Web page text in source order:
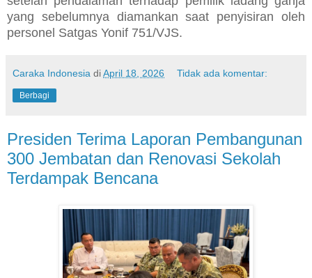
yang sebelumnya diamankan saat penyisiran oleh
personel Satgas Yonif 751/VJS.
Caraka Indonesia diApril 18, 2026 Tidak ada komentar:
Berbagi
Presiden Terima Laporan Pembangunan
300 Jembatan dan Renovasi Sekolah
Terdampak Bencana